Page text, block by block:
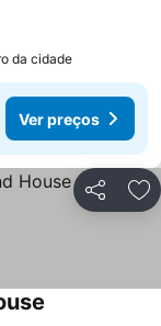
da cidade
Ver preços
Partilhar